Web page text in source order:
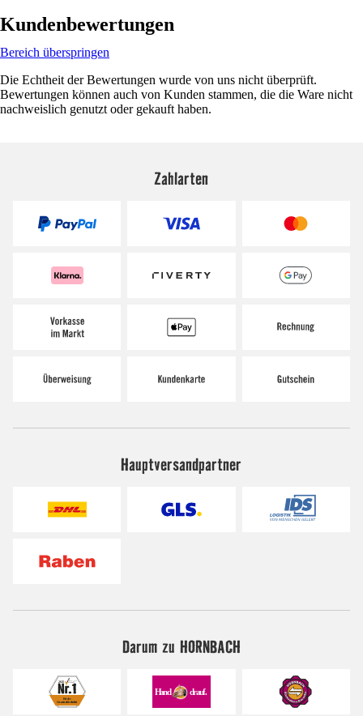
Kundenbewertungen
Bereich überspringen
Die Echtheit der Bewertungen wurde von uns nicht überprüft.
Bewertungen können auch von Kunden stammen, die die Ware nicht
nachweislich genutzt oder gekauft haben.
Zahlarten
Hauptversandpartner
Darum zu HORNBACH